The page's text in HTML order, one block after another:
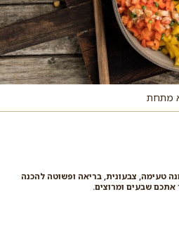
מתחת
טעימה, צבעונית, בריאה ופשוטה להכנה
שבעים ומרוצים.